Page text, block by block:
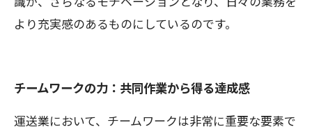
より充実感のあるものにしているのです。
チームワークの力：共同作業から得る達成感
運送業において、チームワークは非常に重要な要素で